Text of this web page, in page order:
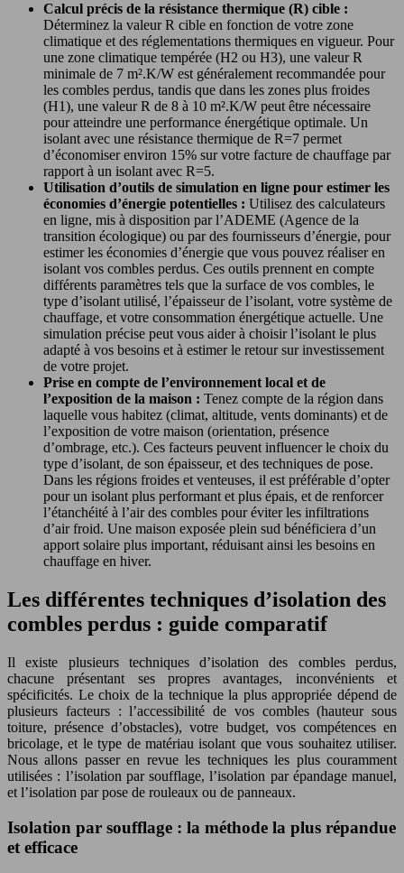
Calcul précis de la résistance thermique (R) cible :
Déterminez la valeur R cible en fonction de votre zone
climatique et des réglementations thermiques en vigueur. Pour
une zone climatique tempérée (H2 ou H3), une valeur R
minimale de 7 m².K/W est généralement recommandée pour
les combles perdus, tandis que dans les zones plus froides
(H1), une valeur R de 8 à 10 m².K/W peut être nécessaire
pour atteindre une performance énergétique optimale. Un
isolant avec une résistance thermique de R=7 permet
d’économiser environ 15% sur votre facture de chauffage par
rapport à un isolant avec R=5.
Utilisation d’outils de simulation en ligne pour estimer les
économies d’énergie potentielles : Utilisez des calculateurs
en ligne, mis à disposition par l’ADEME (Agence de la
transition écologique) ou par des fournisseurs d’énergie, pour
estimer les économies d’énergie que vous pouvez réaliser en
isolant vos combles perdus. Ces outils prennent en compte
différents paramètres tels que la surface de vos combles, le
type d’isolant utilisé, l’épaisseur de l’isolant, votre système de
chauffage, et votre consommation énergétique actuelle. Une
simulation précise peut vous aider à choisir l’isolant le plus
adapté à vos besoins et à estimer le retour sur investissement
de votre projet.
Prise en compte de l’environnement local et de
l’exposition de la maison : Tenez compte de la région dans
laquelle vous habitez (climat, altitude, vents dominants) et de
l’exposition de votre maison (orientation, présence
d’ombrage, etc.). Ces facteurs peuvent influencer le choix du
type d’isolant, de son épaisseur, et des techniques de pose.
Dans les régions froides et venteuses, il est préférable d’opter
pour un isolant plus performant et plus épais, et de renforcer
l’étanchéité à l’air des combles pour éviter les infiltrations
d’air froid. Une maison exposée plein sud bénéficiera d’un
apport solaire plus important, réduisant ainsi les besoins en
chauffage en hiver.
Les différentes techniques d’isolation des
combles perdus : guide comparatif
Il existe plusieurs techniques d’isolation des combles perdus,
chacune présentant ses propres avantages, inconvénients et
spécificités. Le choix de la technique la plus appropriée dépend de
plusieurs facteurs : l’accessibilité de vos combles (hauteur sous
toiture, présence d’obstacles), votre budget, vos compétences en
bricolage, et le type de matériau isolant que vous souhaitez utiliser.
Nous allons passer en revue les techniques les plus couramment
utilisées : l’isolation par soufflage, l’isolation par épandage manuel,
et l’isolation par pose de rouleaux ou de panneaux.
Isolation par soufflage : la méthode la plus répandue
et efficace